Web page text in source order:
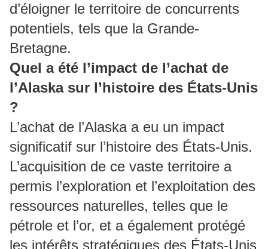
d’éloigner le territoire de concurrents
potentiels, tels que la Grande-
Bretagne.
Quel a été l’impact de l’achat de
l’Alaska sur l’histoire des États-Unis
?
L’achat de l’Alaska a eu un impact
significatif sur l’histoire des États-Unis.
L’acquisition de ce vaste territoire a
permis l’exploration et l’exploitation des
ressources naturelles, telles que le
pétrole et l’or, et a également protégé
les intérêts stratégiques des États-Unis